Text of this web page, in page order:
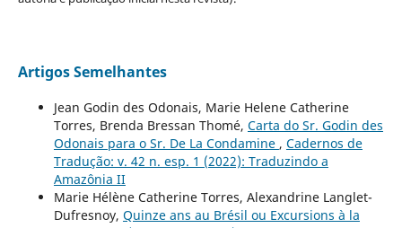
Artigos Semelhantes
Jean Godin des Odonais, Marie Helene Catherine
Torres, Brenda Bressan Thomé, Carta do Sr. Godin des
Odonais para o Sr. De La Condamine , Cadernos de
Tradução: v. 42 n. esp. 1 (2022): Traduzindo a
Amazônia II
Marie Hélène Catherine Torres, Alexandrine Langlet-
Dufresnoy, Quinze ans au Brésil ou Excursions à la